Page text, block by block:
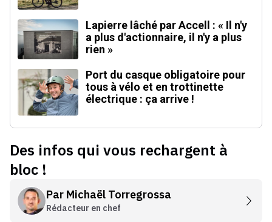
Lapierre lâché par Accell : « Il n'y
a plus d'actionnaire, il n'y a plus
rien »
Port du casque obligatoire pour
tous à vélo et en trottinette
électrique : ça arrive !
Des infos qui vous rechargent à
bloc !
Par Michaël Torregrossa
Rédacteur en chef